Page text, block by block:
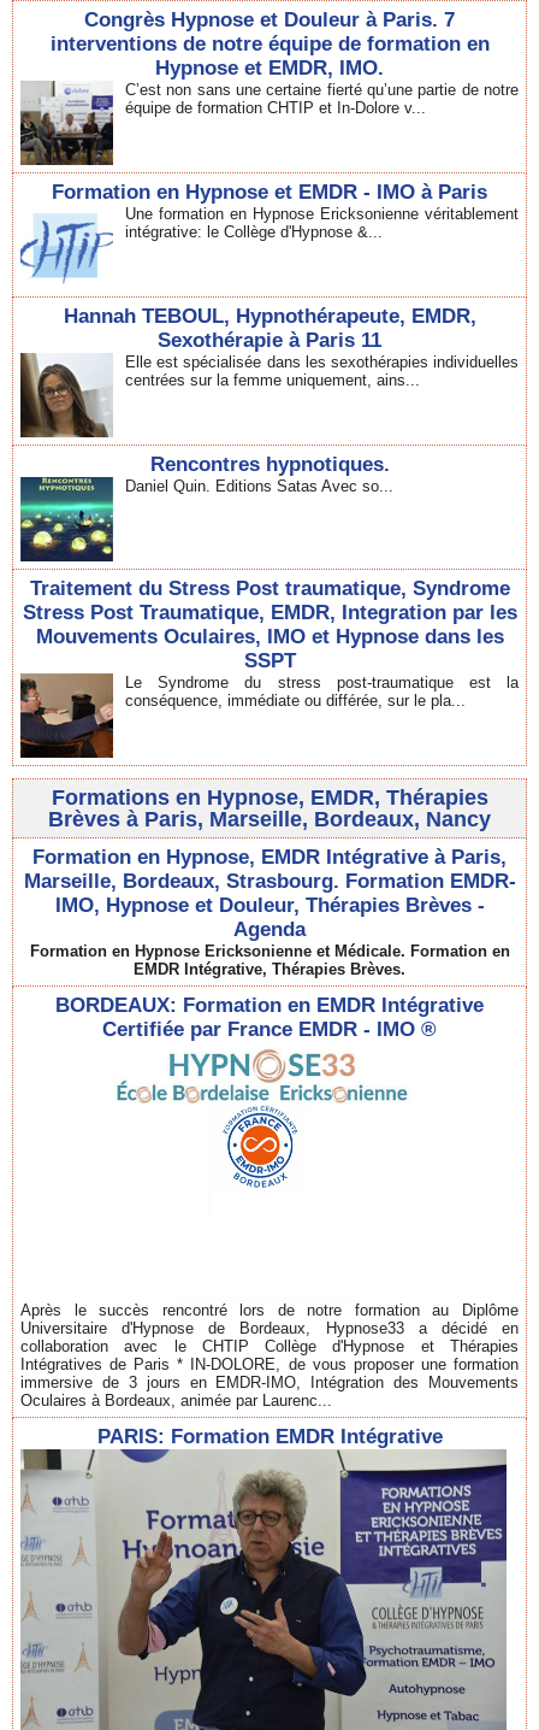
Congrès Hypnose et Douleur à Paris. 7
interventions de notre équipe de formation en
Hypnose et EMDR, IMO.
C’est non sans une certaine fierté qu’une partie de notre
équipe de formation CHTIP et In-Dolore v...
Formation en Hypnose et EMDR - IMO à Paris
Une formation en Hypnose Ericksonienne véritablement
intégrative: le Collège d'Hypnose &...
Hannah TEBOUL, Hypnothérapeute, EMDR,
Sexothérapie à Paris 11
Elle est spécialisée dans les sexothérapies individuelles
centrées sur la femme uniquement, ains...
Rencontres hypnotiques.
Daniel Quin. Editions Satas Avec so...
Traitement du Stress Post traumatique, Syndrome
Stress Post Traumatique, EMDR, Integration par les
Mouvements Oculaires, IMO et Hypnose dans les
SSPT
Le Syndrome du stress post-traumatique est la
conséquence, immédiate ou différée, sur le pla...
Formations en Hypnose, EMDR, Thérapies
Brèves à Paris, Marseille, Bordeaux, Nancy
Formation en Hypnose, EMDR Intégrative à Paris,
Marseille, Bordeaux, Strasbourg. Formation EMDR-
IMO, Hypnose et Douleur, Thérapies Brèves -
Agenda
Formation en Hypnose Ericksonienne et Médicale. Formation en
EMDR Intégrative, Thérapies Brèves.
BORDEAUX: Formation en EMDR Intégrative
Certifiée par France EMDR - IMO ®
Après le succès rencontré lors de notre formation au Diplôme
Universitaire d'Hypnose de Bordeaux, Hypnose33 a décidé en
collaboration avec le CHTIP Collège d'Hypnose et Thérapies
Intégratives de Paris * IN-DOLORE, de vous proposer une formation
immersive de 3 jours en EMDR-IMO, Intégration des Mouvements
Oculaires à Bordeaux, animée par Laurenc...
PARIS: Formation EMDR Intégrative